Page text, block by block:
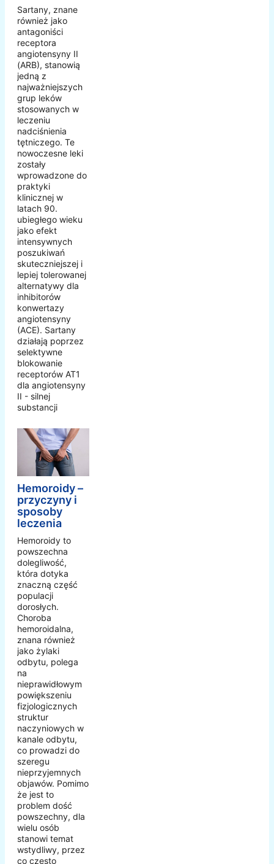
Sartany, znane
również jako
antagoniści
receptora
angiotensyny II
(ARB), stanowią
jedną z
najważniejszych
grup leków
stosowanych w
leczeniu
nadciśnienia
tętniczego. Te
nowoczesne leki
zostały
wprowadzone do
praktyki
klinicznej w
latach 90.
ubiegłego wieku
jako efekt
intensywnych
poszukiwań
skuteczniejszej i
lepiej tolerowanej
alternatywy dla
inhibitorów
konwertazy
angiotensyny
(ACE). Sartany
działają poprzez
selektywne
blokowanie
receptorów AT1
dla angiotensyny
II - silnej
substancji
Hemoroidy –
przyczyny i
sposoby
leczenia
Hemoroidy to
powszechna
dolegliwość,
która dotyka
znaczną część
populacji
dorosłych.
Choroba
hemoroidalna,
znana również
jako żylaki
odbytu, polega
na
nieprawidłowym
powiększeniu
fizjologicznych
struktur
naczyniowych w
kanale odbytu,
co prowadzi do
szeregu
nieprzyjemnych
objawów. Pomimo
że jest to
problem dość
powszechny, dla
wielu osób
stanowi temat
wstydliwy, przez
co często